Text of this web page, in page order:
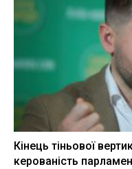
Кінець тіньової
керованість